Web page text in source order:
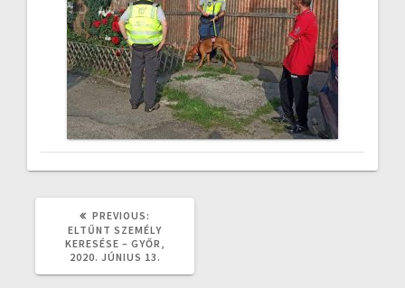
PREVIOUS:
POST:
ELTŰNT SZEMÉLY
KERESÉSE – GYŐR,
2020. JÚNIUS 13.